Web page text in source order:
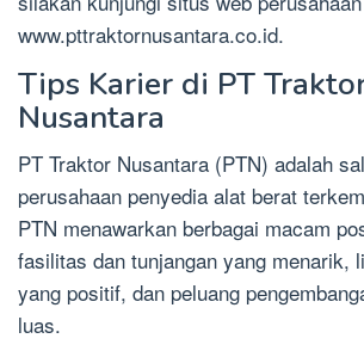
www.pttraktornusantara.co.id.
Tips Karier di PT
Nusantara
PT Traktor Nusantara (PTN) adalah
perusahaan penyedia alat berat
PTN menawarkan berbagai macam
fasilitas dan tunjangan yang menarik,
yang positif, dan peluang
luas.